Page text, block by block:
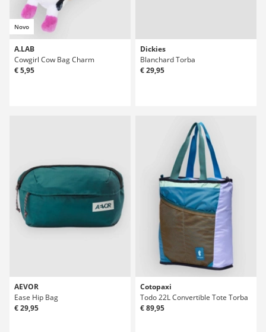
Novo
A.LAB
Cowgirl Cow Bag Charm
€ 5,95
Dickies
Blanchard Torba
€ 29,95
AEVOR
Ease Hip Bag
€ 29,95
Cotopaxi
Todo 22L Convertible Tote Torba
€ 89,95